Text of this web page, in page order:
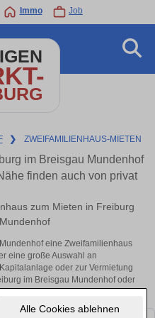
Alle Cookies ablehnen
Immo Job
❯ ZWEIFAMILIENHAUS-MIETEN
im Breisgau Mundenhof
finden auch von privat
zum Mieten in Freiburg
eine Zweifamilienhaus
eine große Auswahl an
oder zur Vermietung
im Breisgau Mundenhof oder